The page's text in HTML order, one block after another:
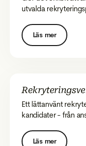
utvalda
Läs mer
Ett lättanvänt
kandidater - från
Läs mer